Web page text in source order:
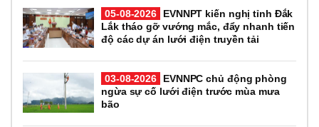
05-08-2026
EVNNPT kiến nghị tỉnh Đắk
Lắk tháo gỡ vướng mắc, đẩy nhanh tiến
độ các dự án lưới điện truyền tải
03-08-2026
EVNNPC chủ động phòng
ngừa sự cố lưới điện trước mùa mưa
bão